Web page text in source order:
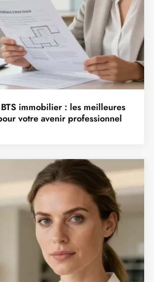
immobilier : les meilleures
votre avenir professionnel